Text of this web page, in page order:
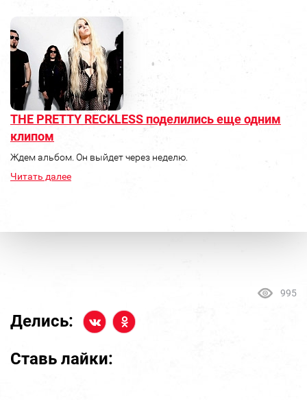
THE PRETTY RECKLESS поделились еще одним
клипом
Ждем альбом. Он выйдет через неделю.
Читать далее
995
Делись:
Ставь лайки: